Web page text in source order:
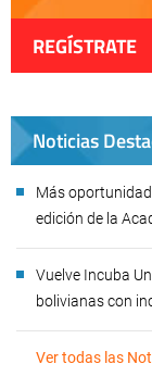
REGÍSTRATE
Noticias
Más
edición de la
Vuelve Incuba
bolivianas con
Ver todas las